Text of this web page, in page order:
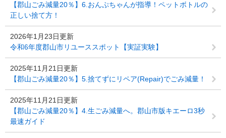
【郡山ごみ減量20％】6.おんぷちゃんが指導！ペットボトルの
正しい捨て方！
2026年1月23日更新
令和6年度郡山市リユーススポット【実証実験】
2025年11月21日更新
【郡山ごみ減量20％】5.捨てずにリペア(Repair)でごみ減量！
2025年11月21日更新
【郡山ごみ減量20％】4.生ごみ減量へ。郡山市版キエーロ3秒
最速ガイド